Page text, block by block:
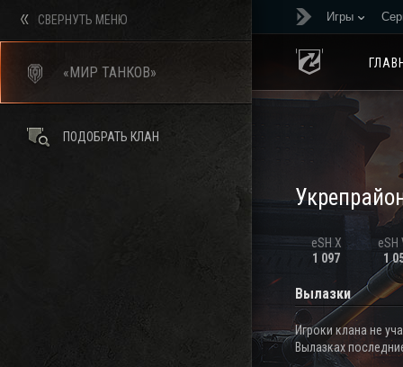
Игры
eSH X
1 097
eSH
1
Вылазки
Игроки клана не
Вылазках
СВЕРНУТЬ МЕНЮ
«МИР ТАНКОВ»
ПОДОБРАТЬ КЛАН